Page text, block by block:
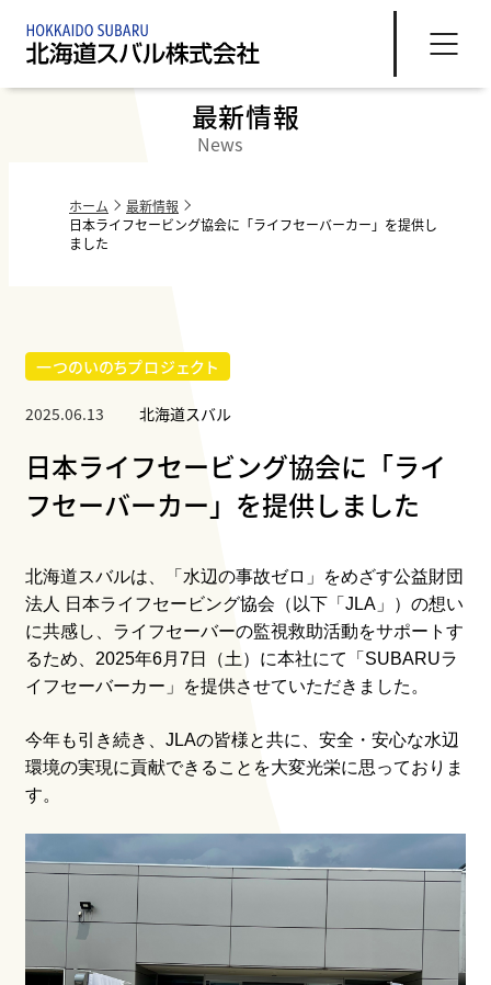
最新情報
News
ホーム
最新情報
日本ライフセービング協会に「ライフセーバーカー」を提供し
ました
一つのいのちプロジェクト
2025.06.13 北海道スバル
日本ライフセービング協会に「ライ
フセーバーカー」を提供しました
北海道スバルは、「水辺の事故ゼロ」をめざす公益財団
法人 日本ライフセービング協会（以下「JLA」）の想い
に共感し、ライフセーバーの監視救助活動をサポートす
るため、2025年6月7日（土）に本社にて「SUBARUラ
イフセーバーカー」を提供させていただきました。
今年も引き続き、JLAの皆様と共に、安全・安心な水辺
環境の実現に貢献できることを大変光栄に思っておりま
す。